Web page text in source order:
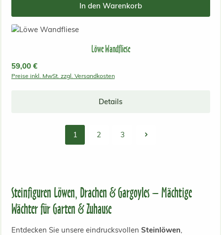
In den Warenkorb
Löwe Wandfliese
Regulärer Preis:
59,00 €
Preise inkl. MwSt. zzgl. Versandkosten
Details
Seite
1 Seite
2 Seite
3
Steinfiguren Löwen, Drachen & Gargoyles – Mächtige
Wächter für Garten & Zuhause
Entdecken Sie unsere eindrucksvollen Steinlöwen,